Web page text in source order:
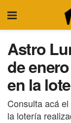
Astro
de
en la
Consulta acá
la lotería